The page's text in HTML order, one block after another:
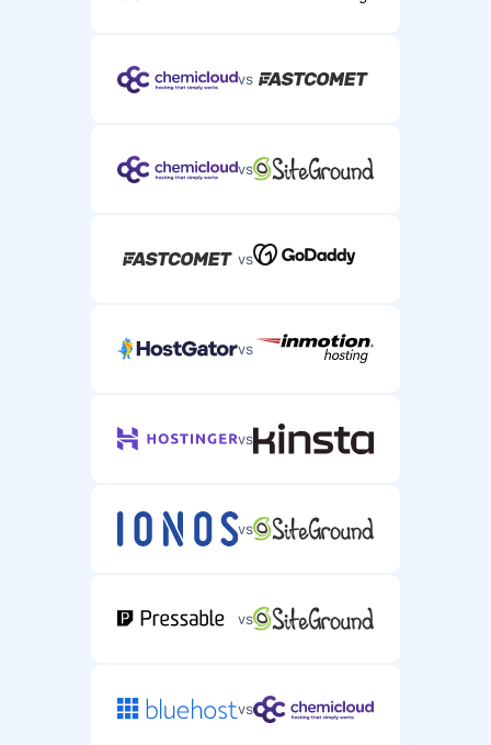
vs
vs
vs
vs
vs
vs
vs
vs